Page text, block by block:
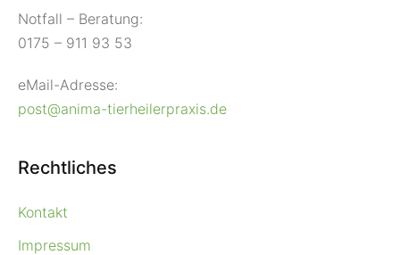
Notfall – Beratung:
0175 – 911 93 53
eMail-Adresse:
post@anima-tierheilerpraxis.de
Rechtliches
Kontakt
Impressum